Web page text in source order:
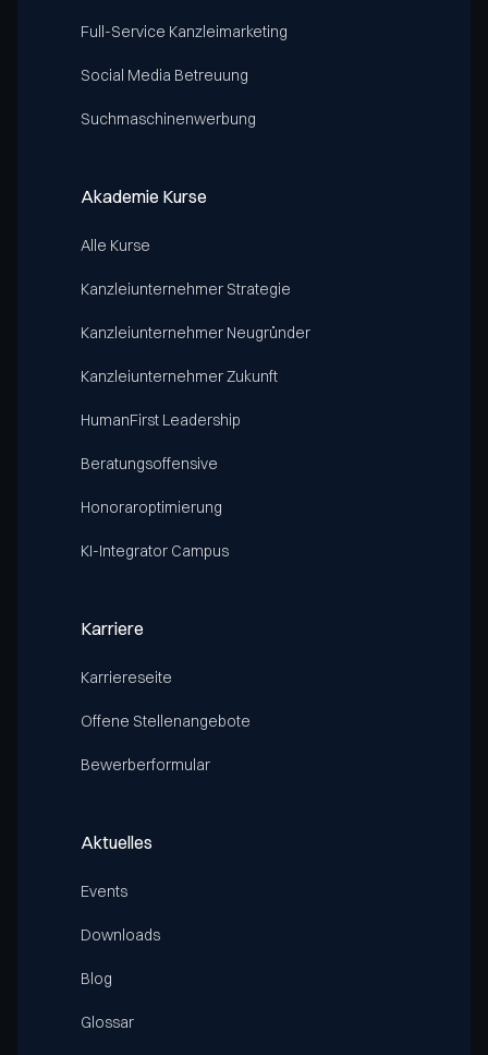
Full-Service Kanzleimarketing
Social Media Betreuung
Suchmaschinenwerbung
Akademie Kurse
Alle Kurse
Kanzleiunternehmer Strategie
Kanzleiunternehmer Neugründer
Kanzleiunternehmer Zukunft
HumanFirst Leadership
Beratungsoffensive
Honoraroptimierung
KI-Integrator Campus
Karriere
Karriereseite
Offene Stellenangebote
Bewerberformular
Aktuelles
Events
Downloads
Blog
Glossar